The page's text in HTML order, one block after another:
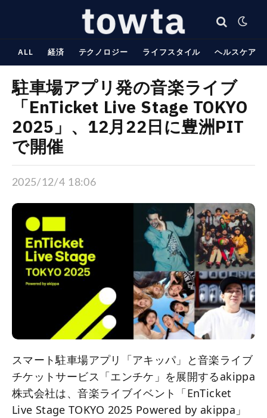
ALL 経済 テクノロジー ライフスタイル ヘルスケア
駐車場アプリ発の音楽ライブ
「EnTicket Live Stage TOKYO
2025」、12月22日に豊洲PIT
で開催
2025/12/4 18:06
スマート駐車場アプリ「アキッパ」と音楽ライブ
チケットサービス「エンチケ」を展開するakippa
株式会社は、音楽ライブイベント「EnTicket
Live Stage TOKYO 2025 Powered by akippa」